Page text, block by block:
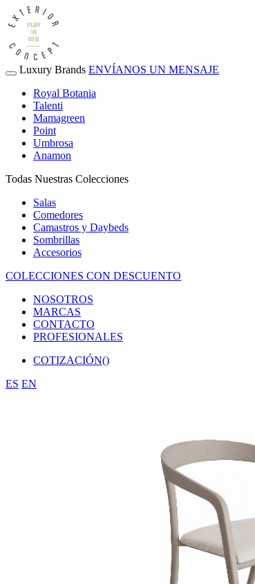
Luxury Brands ENVÍANOS UN MENSAJE
Royal Botania
Talenti
Mamagreen
Point
Umbrosa
Anamon
Todas Nuestras Colecciones
Salas
Comedores
Camastros y Daybeds
Sombrillas
Accesorios
COLECCIONES CON DESCUENTO
NOSOTROS
MARCAS
CONTACTO
PROFESIONALES
COTIZACIÓN()
ES EN